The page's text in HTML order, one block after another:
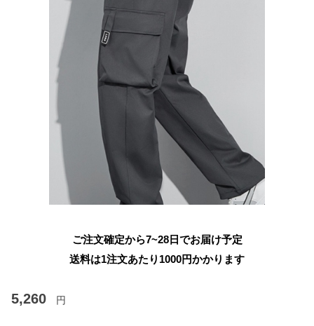
ご注文確定から7~28日でお届け予定
送料は1注文あたり 1000円かかります
5,260 円